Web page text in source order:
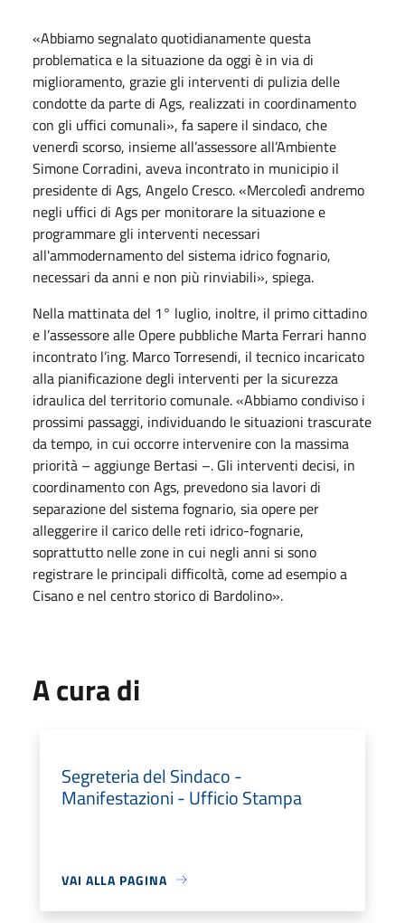
«Abbiamo segnalato quotidianamente questa
problematica e la situazione da oggi è in via di
miglioramento, grazie gli interventi di pulizia delle
condotte da parte di Ags, realizzati in coordinamento
con gli uffici comunali», fa sapere il sindaco, che
venerdì scorso, insieme all’assessore all’Ambiente
Simone Corradini, aveva incontrato in municipio il
presidente di Ags, Angelo Cresco. «Mercoledì andremo
negli uffici di Ags per monitorare la situazione e
programmare gli interventi necessari
all'ammodernamento del sistema idrico fognario,
necessari da anni e non più rinviabili», spiega.
Nella mattinata del 1° luglio, inoltre, il primo cittadino
e l’assessore alle Opere pubbliche Marta Ferrari hanno
incontrato l’ing. Marco Torresendi, il tecnico incaricato
alla pianificazione degli interventi per la sicurezza
idraulica del territorio comunale. «Abbiamo condiviso i
prossimi passaggi, individuando le situazioni trascurate
da tempo, in cui occorre intervenire con la massima
priorità – aggiunge Bertasi –. Gli interventi decisi, in
coordinamento con Ags, prevedono sia lavori di
separazione del sistema fognario, sia opere per
alleggerire il carico delle reti idrico-fognarie,
soprattutto nelle zone in cui negli anni si sono
registrare le principali difficoltà, come ad esempio a
Cisano e nel centro storico di Bardolino».
A cura di
Segreteria del Sindaco -
Manifestazioni - Ufficio Stampa
VAI ALLA PAGINA